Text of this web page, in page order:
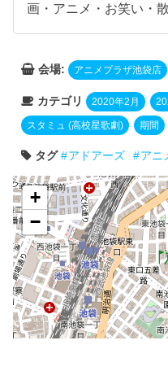
画・アニメ・お笑い・
会場: アニメプラザ池袋店
カテゴリ 2020年2月
スタミュ (高校星歌劇) 期間
タグ アドアーズ アニ
+
−